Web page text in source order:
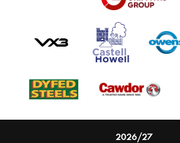
2026/27